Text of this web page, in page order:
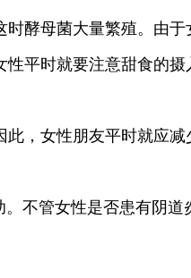
酵母菌大量繁殖。由于
平时就要注意甜食的
，女性朋友平时就应减
不管女性是否患有阴道